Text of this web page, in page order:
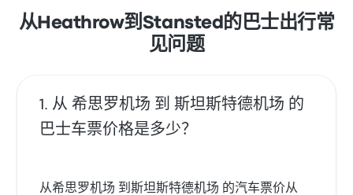
从Heathrow到Stansted的巴士出行常
见问题
从 希思罗机场 到 斯坦斯特德机场 的
巴士车票价格是多少？
从希思罗机场 到斯坦斯特德机场 的汽车票价从